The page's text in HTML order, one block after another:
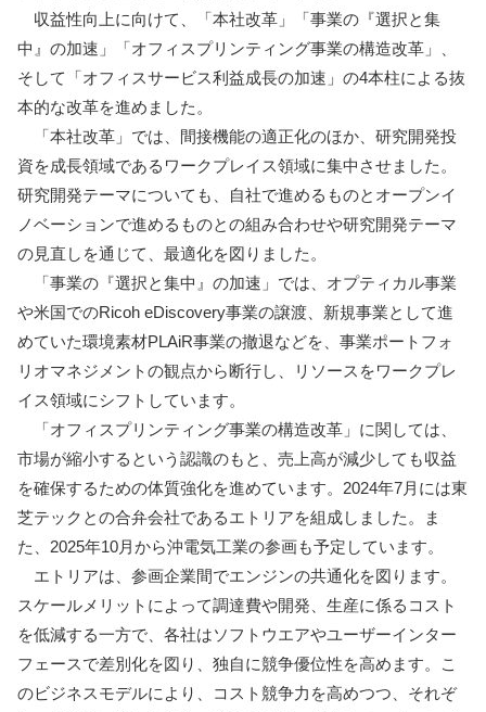
収益性向上に向けて、「本社改革」「事業の『選択と集
中』の加速」「オフィスプリンティング事業の構造改革」、
そして「オフィスサービス利益成長の加速」の4本柱による抜
本的な改革を進めました。
「本社改革」では、間接機能の適正化のほか、研究開発投
資を成長領域であるワークプレイス領域に集中させました。
研究開発テーマについても、自社で進めるものとオープンイ
ノベーションで進めるものとの組み合わせや研究開発テーマ
の見直しを通じて、最適化を図りました。
「事業の『選択と集中』の加速」では、オプティカル事業
や米国でのRicoh eDiscovery事業の譲渡、新規事業として進
めていた環境素材PLAiR事業の撤退などを、事業ポートフォ
リオマネジメントの観点から断行し、リソースをワークプレ
イス領域にシフトしています。
「オフィスプリンティング事業の構造改革」に関しては、
市場が縮小するという認識のもと、売上高が減少しても収益
を確保するための体質強化を進めています。2024年7月には東
芝テックとの合弁会社であるエトリアを組成しました。ま
た、2025年10月から沖電気工業の参画も予定しています。
エトリアは、参画企業間でエンジンの共通化を図ります。
スケールメリットによって調達費や開発、生産に係るコスト
を低減する一方で、各社はソフトウエアやユーザーインター
フェースで差別化を図り、独自に競争優位性を高めます。こ
のビジネスモデルにより、コスト競争力を高めつつ、それぞ